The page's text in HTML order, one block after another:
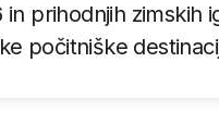
in prihodnjih
počitniške